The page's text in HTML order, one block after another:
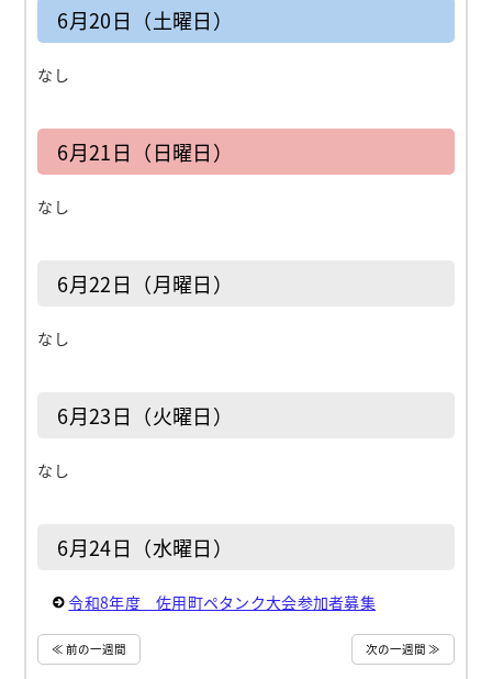
6月20日（土曜日）
なし
6月21日（日曜日）
なし
6月22日（月曜日）
なし
6月23日（火曜日）
なし
6月24日（水曜日）
令和8年度 佐用町ペタンク大会参加者募集
≪ 前の一週間 次の一週間 ≫